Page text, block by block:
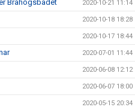
Bråhögsbadet 2020-10-21 11:14
2020-10-18 18:28
2020-10-17 18:44
2020-07-01 11:44
2020-06-08 12:12
2020-06-07 18:00
2020-05-15 20:34